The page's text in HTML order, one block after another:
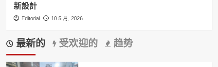
新設計
Editorial 10 5 月, 2026
最新的 受欢迎的 趋势